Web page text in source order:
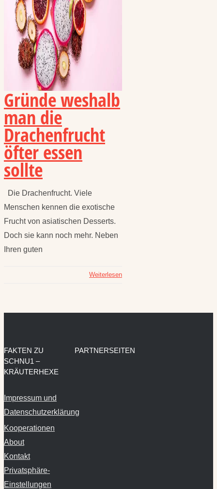
Gründe weshalb
man die
Drachenfrucht
öfter essen
sollte
Die Drachenfrucht. Viele
Menschen kennen die exotische
Frucht von asiatischen Desserts.
Doch sie kann noch mehr. Neben
Ihren guten
Weiterlesen
FAKTEN ZU
SCHNU1 –
KRÄUTERHEXE
Impressum und
Datenschutzerklärung
Kooperationen
About
Kontakt
Privatsphäre-
Einstellungen
PARTNERSEITEN